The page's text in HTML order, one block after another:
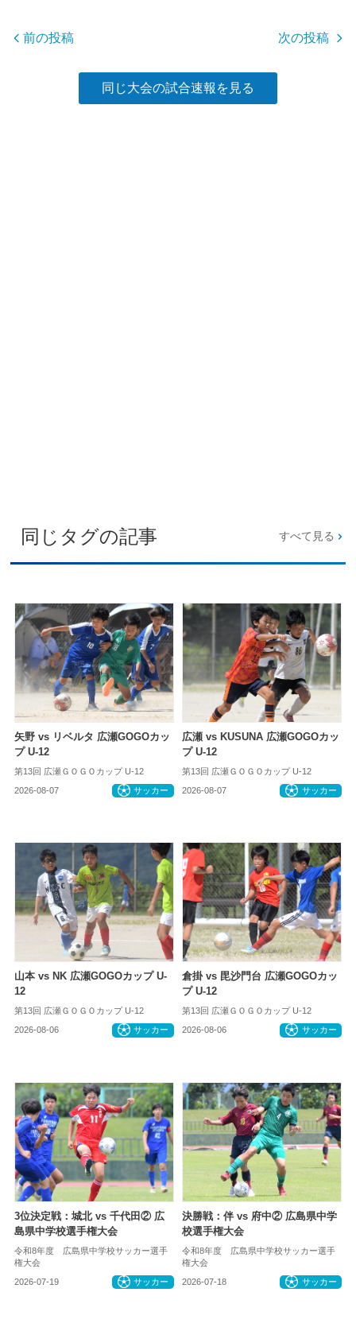
o
前の投稿 次の投稿
同じ大会の試合速報を見る
同じタグの記事 すべて見る
矢野 vs リベルタ 広瀬GOGOカッ
プ U-12
第13回 広瀬ＧＯＧＯカップ U-12
2026-08-07 サッカー
広瀬 vs KUSUNA 広瀬GOGOカッ
プ U-12
第13回 広瀬ＧＯＧＯカップ U-12
2026-08-07 サッカー
山本 vs NK 広瀬GOGOカップ U-
12
第13回 広瀬ＧＯＧＯカップ U-12
2026-08-06 サッカー
倉掛 vs 毘沙門台 広瀬GOGOカッ
プ U-12
第13回 広瀬ＧＯＧＯカップ U-12
2026-08-06 サッカー
3位決定戦：城北 vs 千代田② 広
島県中学校選手権大会
令和8年度 広島県中学校サッカー選手
権大会
2026-07-19 サッカー
決勝戦：伴 vs 府中② 広島県中学
校選手権大会
令和8年度 広島県中学校サッカー選手
権大会
2026-07-18 サッカー